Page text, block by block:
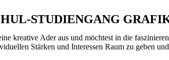
STUDIENGANG
kreative Ader aus und möchtest in die
Stärken und Interessen Raum zu geben